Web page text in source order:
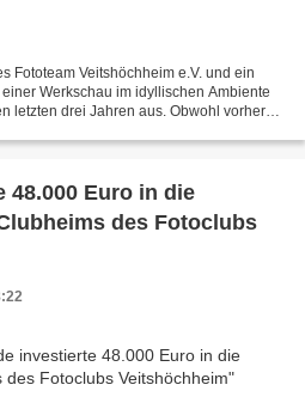
Fototeam Veitshöchheim e.V. und ein
Werkschau im idyllischen Ambiente
letzten drei Jahren aus. Obwohl vorher
48.000 Euro in die
des Fotoclubs